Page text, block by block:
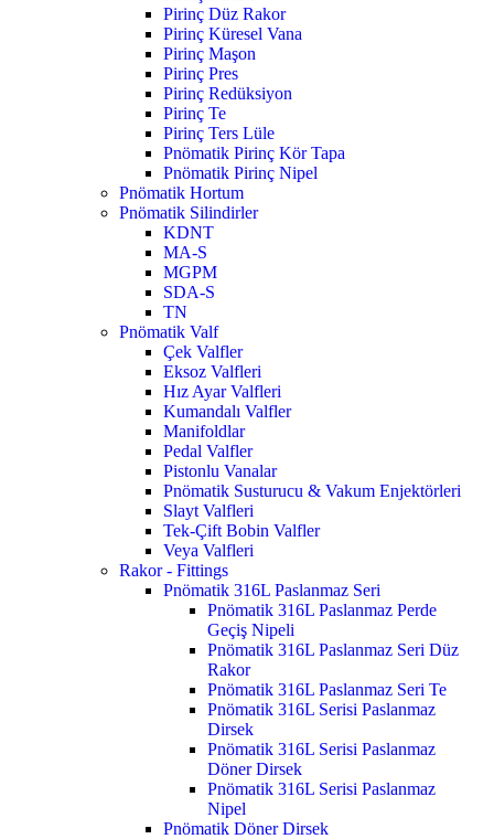
Pirinç Düz Rakor
Pirinç Küresel Vana
Pirinç Maşon
Pirinç Pres
Pirinç Redüksiyon
Pirinç Te
Pirinç Ters Lüle
Pnömatik Pirinç Kör Tapa
Pnömatik Pirinç Nipel
Pnömatik Hortum
Pnömatik Silindirler
KDNT
MA-S
MGPM
SDA-S
TN
Pnömatik Valf
Çek Valfler
Eksoz Valfleri
Hız Ayar Valfleri
Kumandalı Valfler
Manifoldlar
Pedal Valfler
Pistonlu Vanalar
Pnömatik Susturucu & Vakum Enjektörleri
Slayt Valfleri
Tek-Çift Bobin Valfler
Veya Valfleri
Rakor - Fittings
Pnömatik 316L Paslanmaz Seri
Pnömatik 316L Paslanmaz Perde
Geçiş Nipeli
Pnömatik 316L Paslanmaz Seri Düz
Rakor
Pnömatik 316L Paslanmaz Seri Te
Pnömatik 316L Serisi Paslanmaz
Dirsek
Pnömatik 316L Serisi Paslanmaz
Döner Dirsek
Pnömatik 316L Serisi Paslanmaz
Nipel
Pnömatik Döner Dirsek